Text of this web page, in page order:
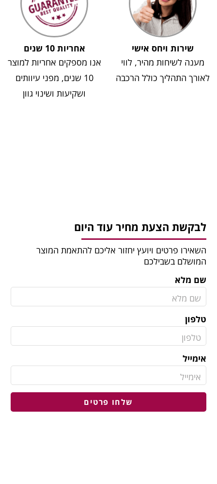
שירות ויחס אישי
מענה לשיחות מהיר, לווי
לאורך התהליך כולל הרכבה
אחריות 10 שנים
אנו מספקים אחריות למוצר
10 שנים, מפני עיוותים
ושקיעות ושינוי גוון
לבקשת הצעת מחיר עוד היום
השאירו פרטים ויועץ יחזור אליכם להתאמת המוצר
המושלם בשבילכם
שם מלא
טלפון
אימייל
שלחו פרטים